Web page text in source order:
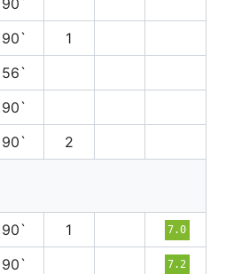
90`
90`
1
56`
90`
90` 2
90` 1 7.0
90` 7.2